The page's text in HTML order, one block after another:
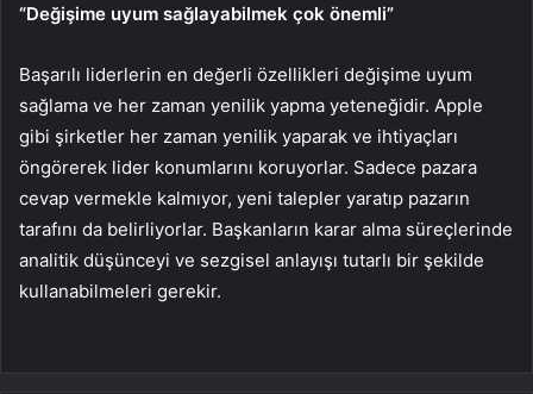
“Değişime uyum sağlayabilmek çok önemli”
Başarılı liderlerin en değerli özellikleri değişime uyum
sağlama ve her zaman yenilik yapma yeteneğidir. Apple
gibi şirketler her zaman yenilik yaparak ve ihtiyaçları
öngörerek lider konumlarını koruyorlar. Sadece pazara
cevap vermekle kalmıyor, yeni talepler yaratıp pazarın
tarafını da belirliyorlar. Başkanların karar alma süreçlerinde
analitik düşünceyi ve sezgisel anlayışı tutarlı bir şekilde
kullanabilmeleri gerekir.